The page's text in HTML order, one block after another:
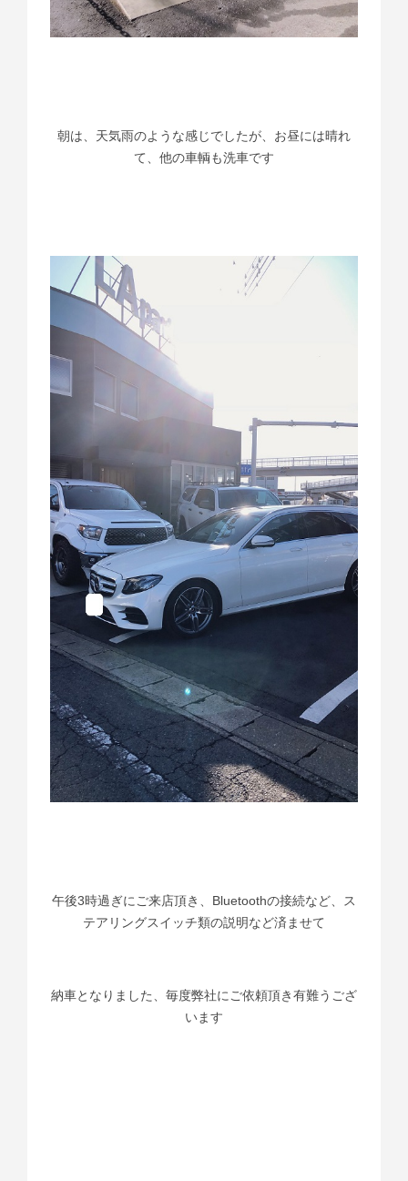
朝は、天気雨のような感じでしたが、お昼には晴れ
て、他の車輌も洗車です
午後3時過ぎにご来店頂き、Bluetoothの接続など、ス
テアリングスイッチ類の説明など済ませて
納車となりました、毎度弊社にご依頼頂き有難うござ
います